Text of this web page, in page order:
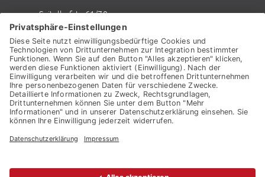
Spitalhofstr. 61/70
94032 Passau
+49 (0) 851 70 06 0
+49 (0) 851 70 06 149
vzp.info@auto-roehr.de